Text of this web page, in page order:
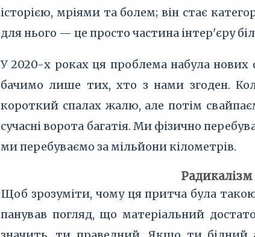
історією, мріями та болем; він стає
для нього — це просто частина інтер'єру
У 2020-х роках ця проблема набула
бачимо лише тих, хто з нами згоден.
короткий спалах жалю, але потім
сучасні ворота багатія. Ми фізично
ми перебуваємо за мільйони кілометрів.
Щоб зрозуміти, чому ця притча була
панував погляд, що матеріальний